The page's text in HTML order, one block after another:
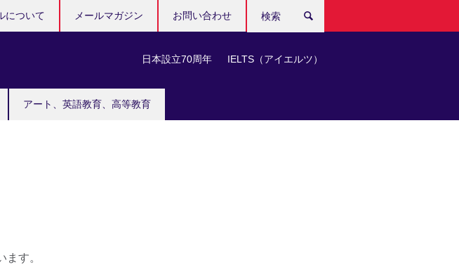
アート、英語教育、高等教育
日本設立70周年 IELTS（アイエルツ）
について メールマガジン お問い合わせ
索
す。